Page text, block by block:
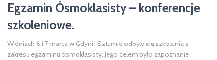
Egzamin Ósmoklasisty – konferencje
szkoleniowe.
W dniach 6 i 7 marca w Gdyni i Sztumie odbyły się szkolenia z
zakresu egzaminu ósmoklasisty. Jego celem było zapoznanie